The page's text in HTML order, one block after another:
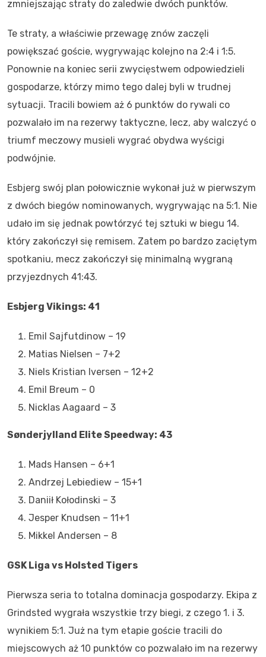
zmniejszając straty do zaledwie dwóch punktów.
Te straty, a właściwie przewagę znów zaczęli
powiększać goście, wygrywając kolejno na 2:4 i 1:5.
Ponownie na koniec serii zwycięstwem odpowiedzieli
gospodarze, którzy mimo tego dalej byli w trudnej
sytuacji. Tracili bowiem aż 6 punktów do rywali co
pozwalało im na rezerwy taktyczne, lecz, aby walczyć o
triumf meczowy musieli wygrać obydwa wyścigi
podwójnie.
Esbjerg swój plan połowicznie wykonał już w pierwszym
z dwóch biegów nominowanych, wygrywając na 5:1. Nie
udało im się jednak powtórzyć tej sztuki w biegu 14.
który zakończył się remisem. Zatem po bardzo zaciętym
spotkaniu, mecz zakończył się minimalną wygraną
przyjezdnych 41:43.
Esbjerg Vikings: 41
Emil Sajfutdinow – 19
Matias Nielsen – 7+2
Niels Kristian Iversen – 12+2
Emil Breum – 0
Nicklas Aagaard – 3
Sønderjylland Elite Speedway: 43
Mads Hansen – 6+1
Andrzej Lebiediew – 15+1
Daniił Kołodinski – 3
Jesper Knudsen – 11+1
Mikkel Andersen – 8
GSK Liga vs Holsted Tigers
Pierwsza seria to totalna dominacja gospodarzy. Ekipa z
Grindsted wygrała wszystkie trzy biegi, z czego 1. i 3.
wynikiem 5:1. Już na tym etapie goście tracili do
miejscowych aż 10 punktów co pozwalało im na rezerwy